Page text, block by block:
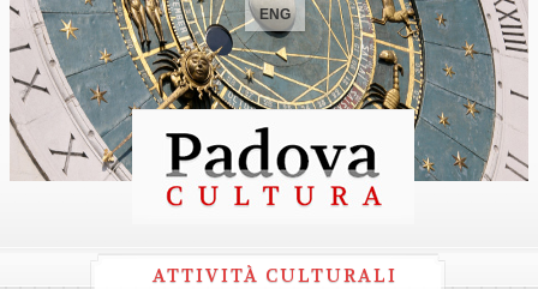
ENG
ATTIVITÀ CULTURALI